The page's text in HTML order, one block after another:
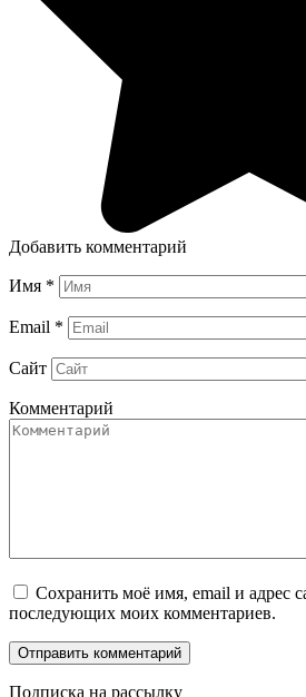
Добавить комментарий
Имя *
Email *
Сайт
Комментарий
Сохранить моё имя, email и адрес
последующих моих комментариев.
Подписка на рассылку